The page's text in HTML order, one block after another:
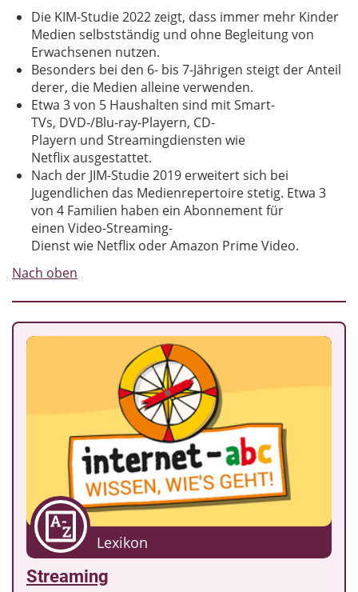
Die KIM-Studie 2022 zeigt, dass immer mehr Kinder
Medien selbstständig und ohne Begleitung von
Erwachsenen nutzen.
Besonders bei den 6- bis 7-Jährigen steigt der Anteil
derer, die Medien alleine verwenden.
Etwa 3 von 5 Haushalten sind mit Smart-
TVs, DVD-/Blu-ray-Playern, CD-
Playern und Streamingdiensten wie
Netflix ausgestattet.
Nach der JIM-Studie 2019 erweitert sich bei
Jugendlichen das Medienrepertoire stetig. Etwa 3
von 4 Familien haben ein Abonnement für
einen Video-Streaming-
Dienst wie Netflix oder Amazon Prime Video.
Nach oben
Lexikon
Streaming